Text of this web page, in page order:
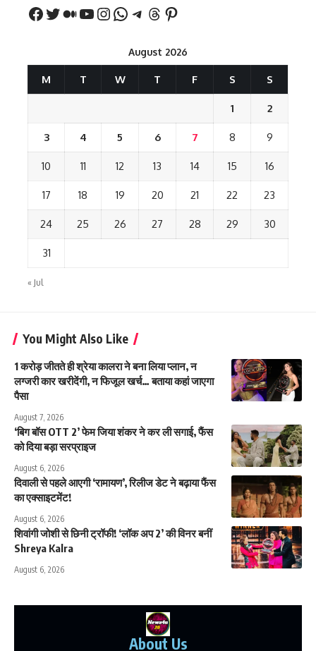
August 2026
M T W T F S S
1 2
3 4 5 6 7 8 9
10 11 12 13 14 15 16
17 18 19 20 21 22 23
24 25 26 27 28 29 30
31
« Jul
You Might Also Like
1 करोड़ जीतते ही श्रेया कालरा ने बना लिया प्लान, न
लग्जरी कार खरीदेंगी, न फिजूल खर्च… बताया कहां जाएगा
पैसा
August 7, 2026
‘बिग बॉस OTT 2’ फेम जिया शंकर ने कर ली सगाई, फैंस
को दिया बड़ा सरप्राइज
August 6, 2026
दिवाली से पहले आएगी ‘रामायण’, रिलीज डेट ने बढ़ाया फैंस
का एक्साइटमेंट!
August 6, 2026
शिवांगी जोशी से छिनी ट्रॉफी! ‘लॉक अप 2’ की विनर बनीं
Shreya Kalra
August 6, 2026
About Us